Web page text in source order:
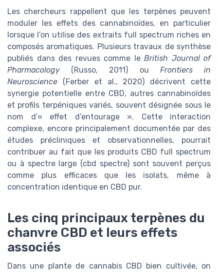
Les chercheurs rappellent que les terpènes peuvent
moduler les effets des cannabinoïdes, en particulier
lorsque l’on utilise des extraits full spectrum riches en
composés aromatiques. Plusieurs travaux de synthèse
publiés dans des revues comme le British Journal of
Pharmacology (Russo, 2011) ou Frontiers in
Neuroscience (Ferber et al., 2020) décrivent cette
synergie potentielle entre CBD, autres cannabinoïdes
et profils terpéniques variés, souvent désignée sous le
nom d’« effet d’entourage ». Cette interaction
complexe, encore principalement documentée par des
études précliniques et observationnelles, pourrait
contribuer au fait que les produits CBD full spectrum
ou à spectre large (cbd spectre) sont souvent perçus
comme plus efficaces que les isolats, même à
concentration identique en CBD pur.
Les cinq principaux terpènes du
chanvre CBD et leurs effets
associés
Dans une plante de cannabis CBD bien cultivée, on